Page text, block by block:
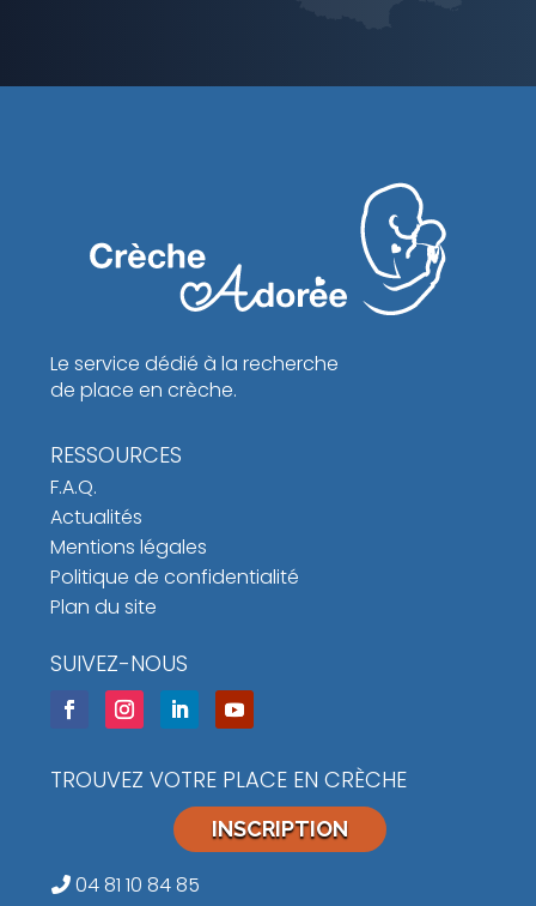
Le service dédié à la recherche
de place en crèche.
RESSOURCES
F.A.Q.
Actualités
Mentions légales
Politique de confidentialité
Plan du site
SUIVEZ-NOUS
TROUVEZ VOTRE PLACE EN CRÈCHE
INSCRIPTION
04 81 10 84 85